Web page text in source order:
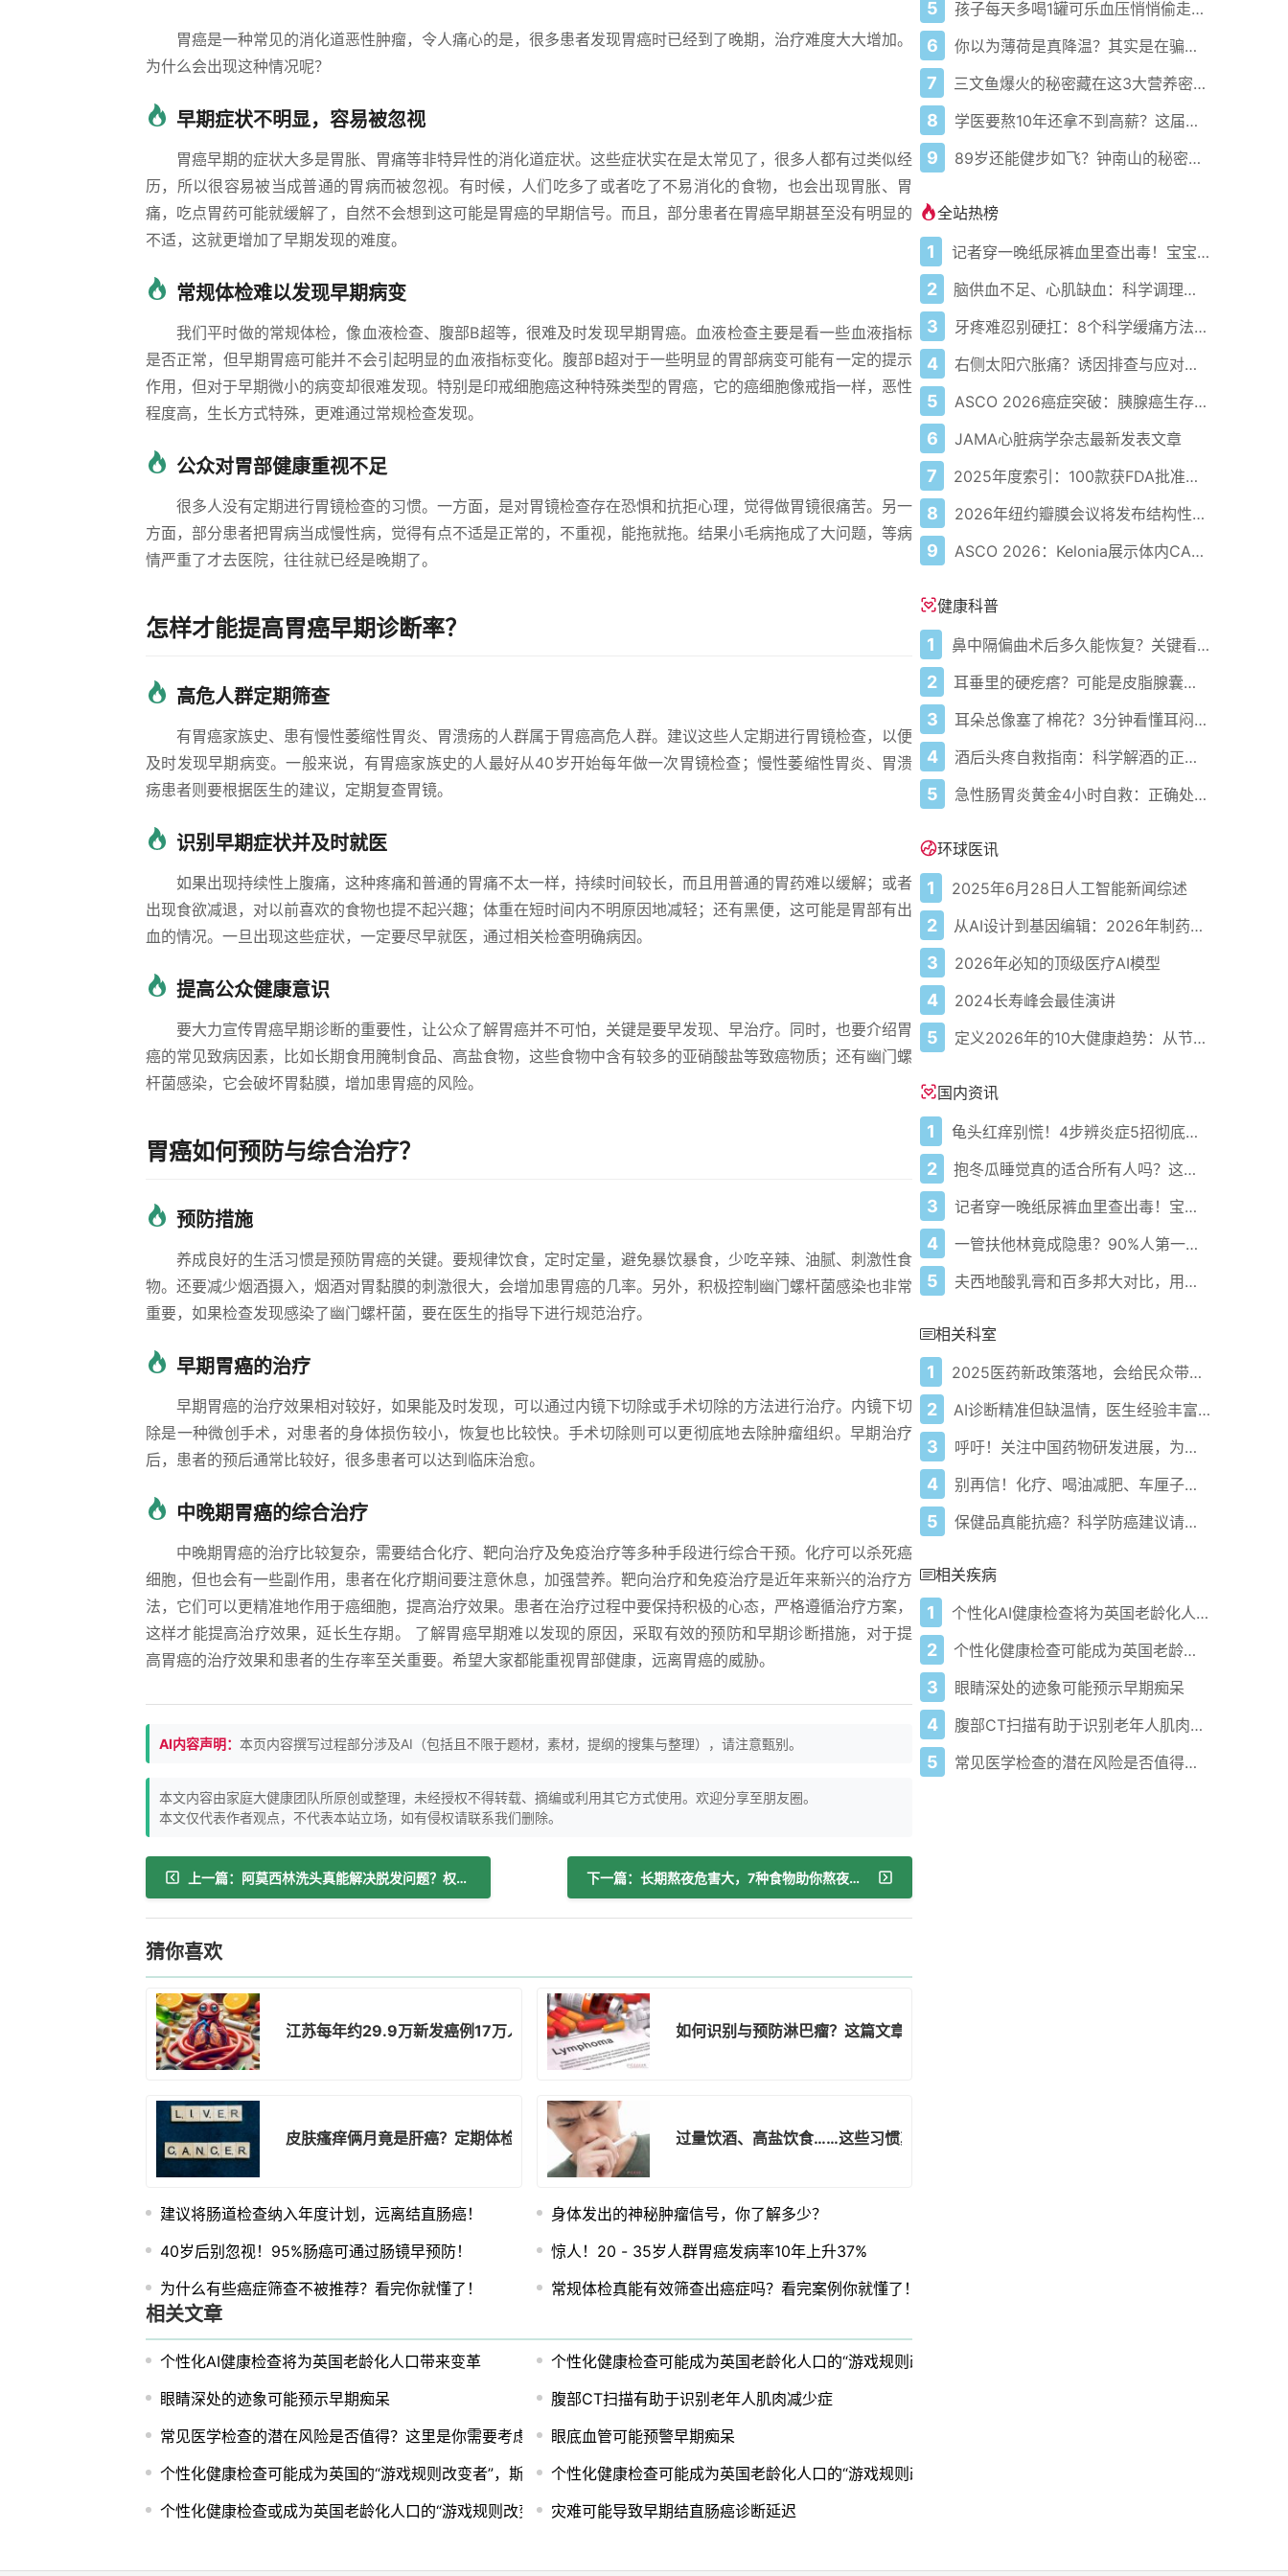
胃癌是一种常见的消化道恶性肿瘤，令人痛心的是，很多患者发现胃癌时已经到了晚期，治疗难度大大增加。
为什么会出现这种情况呢？
早期症状不明显，容易被忽视
胃癌早期的症状大多是胃胀、胃痛等非特异性的消化道症状。这些症状实在是太常见了，很多人都有过类似经
历，所以很容易被当成普通的胃病而被忽视。有时候，人们吃多了或者吃了不易消化的食物，也会出现胃胀、胃
痛，吃点胃药可能就缓解了，自然不会想到这可能是胃癌的早期信号。而且，部分患者在胃癌早期甚至没有明显的
不适，这就更增加了早期发现的难度。
常规体检难以发现早期病变
我们平时做的常规体检，像血液检查、腹部B超等，很难及时发现早期胃癌。血液检查主要是看一些血液指标
是否正常，但早期胃癌可能并不会引起明显的血液指标变化。腹部B超对于一些明显的胃部病变可能有一定的提示
作用，但对于早期微小的病变却很难发现。特别是印戒细胞癌这种特殊类型的胃癌，它的癌细胞像戒指一样，恶性
程度高，生长方式特殊，更难通过常规检查发现。
公众对胃部健康重视不足
很多人没有定期进行胃镜检查的习惯。一方面，是对胃镜检查存在恐惧和抗拒心理，觉得做胃镜很痛苦。另一
方面，部分患者把胃病当成慢性病，觉得有点不适是正常的，不重视，能拖就拖。结果小毛病拖成了大问题，等病
情严重了才去医院，往往就已经是晚期了。
怎样才能提高胃癌早期诊断率？
高危人群定期筛查
有胃癌家族史、患有慢性萎缩性胃炎、胃溃疡的人群属于胃癌高危人群。建议这些人定期进行胃镜检查，以便
及时发现早期病变。一般来说，有胃癌家族史的人最好从40岁开始每年做一次胃镜检查；慢性萎缩性胃炎、胃溃
疡患者则要根据医生的建议，定期复查胃镜。
识别早期症状并及时就医
如果出现持续性上腹痛，这种疼痛和普通的胃痛不太一样，持续时间较长，而且用普通的胃药难以缓解；或者
出现食欲减退，对以前喜欢的食物也提不起兴趣；体重在短时间内不明原因地减轻；还有黑便，这可能是胃部有出
血的情况。一旦出现这些症状，一定要尽早就医，通过相关检查明确病因。
提高公众健康意识
要大力宣传胃癌早期诊断的重要性，让公众了解胃癌并不可怕，关键是要早发现、早治疗。同时，也要介绍胃
癌的常见致病因素，比如长期食用腌制食品、高盐食物，这些食物中含有较多的亚硝酸盐等致癌物质；还有幽门螺
杆菌感染，它会破坏胃黏膜，增加患胃癌的风险。
胃癌如何预防与综合治疗？
预防措施
养成良好的生活习惯是预防胃癌的关键。要规律饮食，定时定量，避免暴饮暴食，少吃辛辣、油腻、刺激性食
物。还要减少烟酒摄入，烟酒对胃黏膜的刺激很大，会增加患胃癌的几率。另外，积极控制幽门螺杆菌感染也非常
重要，如果检查发现感染了幽门螺杆菌，要在医生的指导下进行规范治疗。
早期胃癌的治疗
早期胃癌的治疗效果相对较好，如果能及时发现，可以通过内镜下切除或手术切除的方法进行治疗。内镜下切
除是一种微创手术，对患者的身体损伤较小，恢复也比较快。手术切除则可以更彻底地去除肿瘤组织。早期治疗
后，患者的预后通常比较好，很多患者可以达到临床治愈。
中晚期胃癌的综合治疗
中晚期胃癌的治疗比较复杂，需要结合化疗、靶向治疗及免疫治疗等多种手段进行综合干预。化疗可以杀死癌
细胞，但也会有一些副作用，患者在化疗期间要注意休息，加强营养。靶向治疗和免疫治疗是近年来新兴的治疗方
法，它们可以更精准地作用于癌细胞，提高治疗效果。患者在治疗过程中要保持积极的心态，严格遵循治疗方案，
这样才能提高治疗效果，延长生存期。 了解胃癌早期难以发现的原因，采取有效的预防和早期诊断措施，对于提
高胃癌的治疗效果和患者的生存率至关重要。希望大家都能重视胃部健康，远离胃癌的威胁。
AI内容声明： 本页内容撰写过程部分涉及AI（包括且不限于题材，素材，提纲的搜集与整理），请注意甄别。
本文内容由家庭大健康团队所原创或整理，未经授权不得转载、摘编或利用其它方式使用。欢迎分享至朋友圈。
本文仅代表作者观点，不代表本站立场，如有侵权请联系我们删除。
上一篇：阿莫西林洗头真能解决脱发问题？权威辟谣来了！ 下一篇：长期熬夜危害大，7种食物助你熬夜后“回血”！
猜你喜欢
江苏每年约29.9万新发癌例17万人死亡，癌症咋防？ 如何识别与预防淋巴瘤？这篇文章告诉你！
皮肤瘙痒俩月竟是肝癌？定期体检你做了吗！ 过量饮酒、高盐饮食……这些习惯真会致癌吗？
建议将肠道检查纳入年度计划，远离结直肠癌！
身体发出的神秘肿瘤信号，你了解多少？
40岁后别忽视！95%肠癌可通过肠镜早预防！
惊人！20 - 35岁人群胃癌发病率10年上升37%
为什么有些癌症筛查不被推荐？看完你就懂了！
常规体检真能有效筛查出癌症吗？看完案例你就懂了！
相关文章
个性化AI健康检查将为英国老龄化人口带来变革
个性化健康检查可能成为英国老龄化人口的“游戏规则改变者”
眼睛深处的迹象可能预示早期痴呆
腹部CT扫描有助于识别老年人肌肉减少症
常见医学检查的潜在风险是否值得？这里是你需要考虑的因素眼底血管可能预警早期痴呆
个性化健康检查可能成为英国的“游戏规则改变者”，斯特里廷表示个性化健康检查可能成为英国老龄化人口的“游戏规则改变者”
个性化健康检查或成为英国老龄化人口的“游戏规则改变者”灾难可能导致早期结直肠癌诊断延迟
5 孩子每天多喝1罐可乐血压悄悄偷走2mmHg！14年研究揭穿甜饮真面目
6 你以为薄荷是真降温？其实是在骗你的冷觉神经！
7 三文鱼爆火的秘密藏在这3大营养密码里！吃对才真香
8 学医要熬10年还拿不到高薪？这届考生真香警告来了！
9 89岁还能健步如飞？钟南山的秘密藏在这6个习惯里！
全站热榜
1 记者穿一晚纸尿裤血里查出毒！宝宝血液浓度竟是成人的5倍？
2 脑供血不足、心肌缺血：科学调理全攻略
3 牙疼难忍别硬扛：8个科学缓痛方法收好
4 右侧太阳穴胀痛？诱因排查与应对指南
5 ASCO 2026癌症突破：胰腺癌生存率翻倍，乳腺癌避免化疗
6 JAMA心脏病学杂志最新发表文章
7 2025年度索引：100款获FDA批准的AI驱动医疗设备
8 2026年纽约瓣膜会议将发布结构性心脏病最新研究成果
9 ASCO 2026：Kelonia展示体内CAR-T疗法在多发性骨髓瘤中的积极数据
健康科普
1 鼻中隔偏曲术后多久能恢复？关键看这几点
2 耳垂里的硬疙瘩？可能是皮脂腺囊肿在作怪——教你正确识别与处理
3 耳朵总像塞了棉花？3分钟看懂耳闷的真相与自救指南
4 酒后头疼自救指南：科学解酒的正确打开方式
5 急性肠胃炎黄金4小时自救：正确处置与误区避坑关键
环球医讯
1 2025年6月28日人工智能新闻综述
2 从AI设计到基因编辑：2026年制药领域重大突破
3 2026年必知的顶级医疗AI模型
4 2024长寿峰会最佳演讲
5 定义2026年的10大健康趋势：从节律健康到冷热交替疗法
国内资讯
1 龟头红痒别慌！4步辨炎症5招彻底防复发
2 抱冬瓜睡觉真的适合所有人吗？这些知识要知道！
3 记者穿一晚纸尿裤血里查出毒！宝宝血液浓度竟是成人的5倍？
4 一管扶他林竟成隐患？90%人第一步就错了！
5 夫西地酸乳膏和百多邦大对比，用药指南快收好！
相关科室
1 2025医药新政策落地，会给民众带来哪些利好？
2 AI诊断精准但缺温情，医生经验丰富携手共筑健康防线！
3 呼吁！关注中国药物研发进展，为健康做好管理！
4 别再信！化疗、喝油减肥、车厘子中毒都是谣言
5 保健品真能抗癌？科学防癌建议请收好！
相关疾病
1 个性化AI健康检查将为英国老龄化人口带来变革
2 个性化健康检查可能成为英国老龄化人口的“游戏规则改变者”
3 眼睛深处的迹象可能预示早期痴呆
4 腹部CT扫描有助于识别老年人肌肉减少症
5 常见医学检查的潜在风险是否值得？这里是你需要考虑的因素